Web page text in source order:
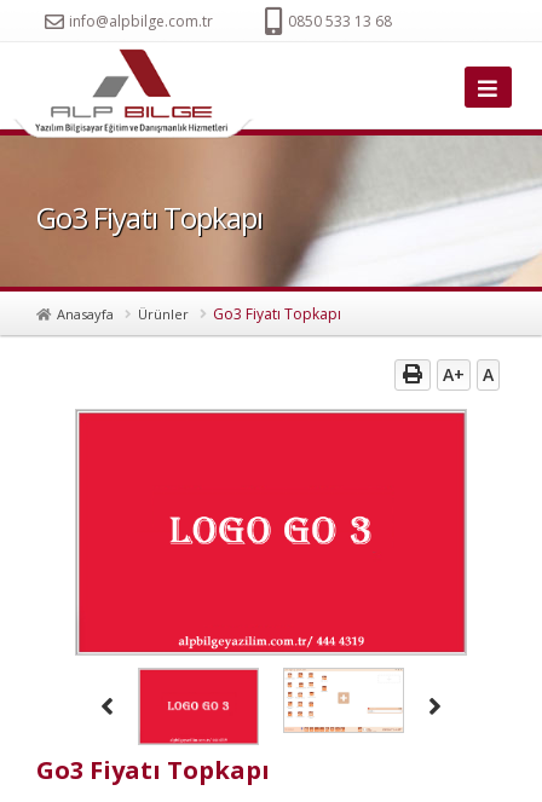
info@alpbilge.com.tr 0850 533 13 68
Go3 Fiyatı Topkapı
Anasayfa Ürünler Go3 Fiyatı Topkapı
A+ A
Go3 Fiyatı Topkapı